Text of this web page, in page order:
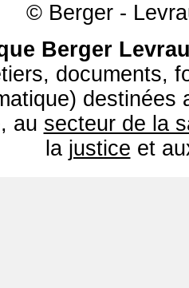
© Berger -
Berger
documents,
destinées
au secteur de la
la justice et